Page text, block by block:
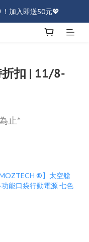
加入即送50元💖
加入即送50元💖
折扣 | 11/8-
止*